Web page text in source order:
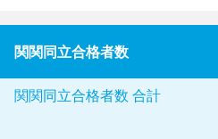
関関同立合格者数
関関同立合格者数 合計